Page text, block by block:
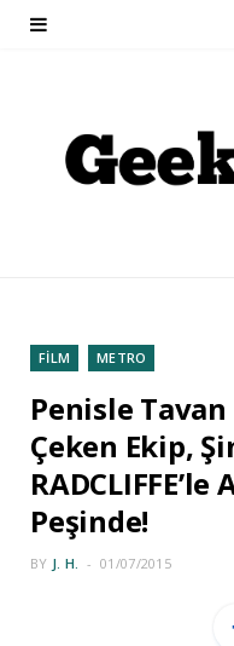
FİLM METRO
Penisle Tavan
Çeken Ekip,
Peşinde!
BY J. H. 01/07/2015